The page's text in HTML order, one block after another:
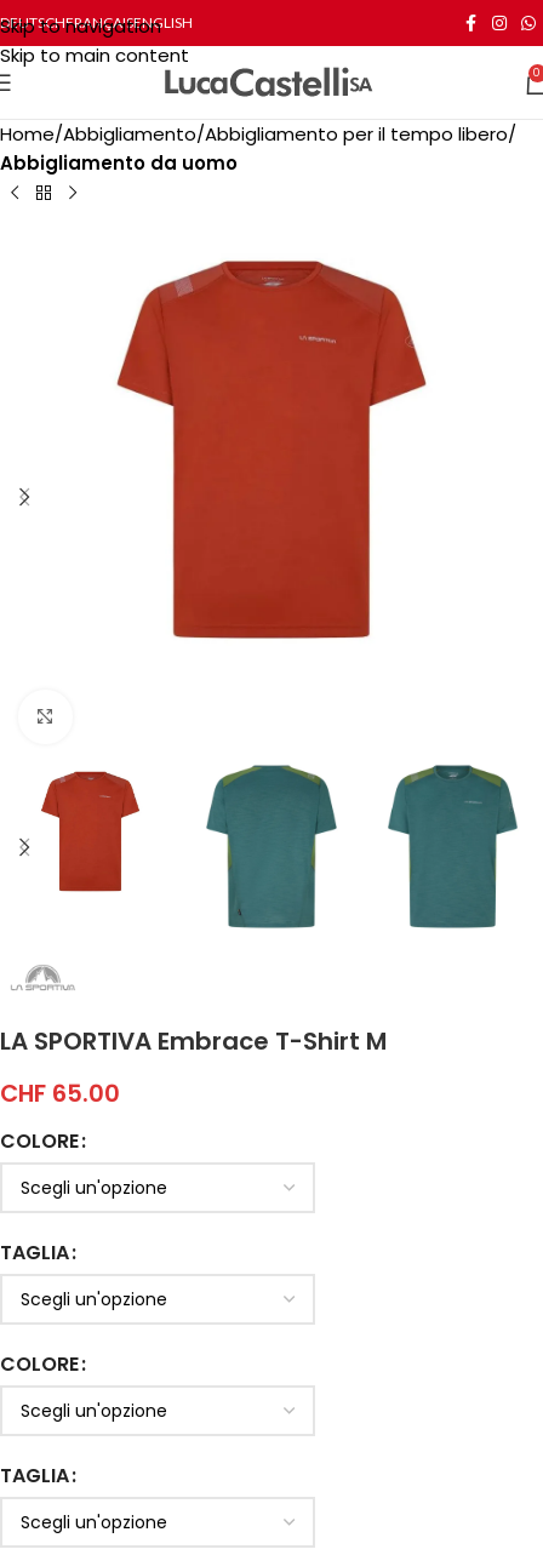
Skip to navigation
Skip to main content
DEUTSCHFRANÇAISENGLISH
0
Home Abbigliamento Abbigliamento per il tempo libero
Abbigliamento da uomo
LA SPORTIVA Embrace T-Shirt M
CHF 65.00
COLORE
TAGLIA
COLORE
TAGLIA